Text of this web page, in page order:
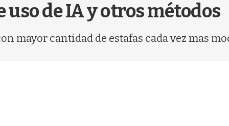
de IA y otros métodos
mayor cantidad de estafas cada vez mas